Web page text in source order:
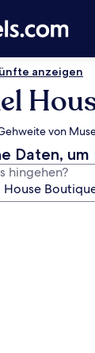
anzeigen
von
Daten, um
hingehen?